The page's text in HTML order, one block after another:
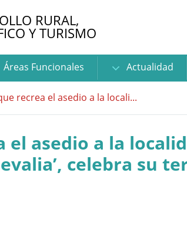
RURAL,
Y TURISMO
Áreas Funcionales Actualidad
recrea el asedio a la locali...
asedio a la
celebra su